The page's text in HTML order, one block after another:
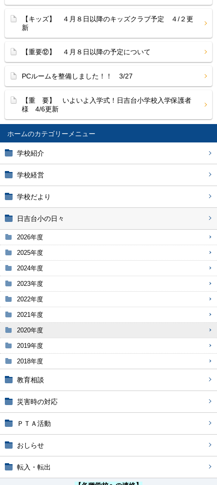
ホーム
学校紹介
学校経営
学校だより
日吉台小の日々
2026年度
2025年度
2024年度
2023年度
2022年度
2021年度
2020年度
2019年度
2018年度
教育相談
災害時の対応
ＰＴＡ活動
おしらせ
転入・転出
【キッズ】 ４月８日以降のキッズクラブ予定 ４/２更
新
【重要⑫】 ４月８日以降の予定について
PCルームを整備しました！！ 3/27
【重 要】 いよいよ入学式！日吉台小学校入学保護者
様 4/6更新